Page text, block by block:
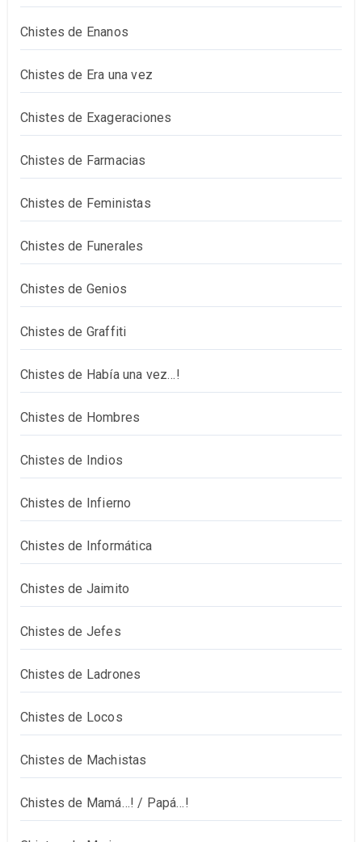
Chistes de Enanos
Chistes de Era una vez
Chistes de Exageraciones
Chistes de Farmacias
Chistes de Feministas
Chistes de Funerales
Chistes de Genios
Chistes de Graffiti
Chistes de Había una vez…!
Chistes de Hombres
Chistes de Indios
Chistes de Infierno
Chistes de Informática
Chistes de Jaimito
Chistes de Jefes
Chistes de Ladrones
Chistes de Locos
Chistes de Machistas
Chistes de Mamá…! / Papá…!